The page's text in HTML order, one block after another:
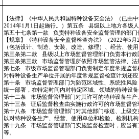
【法律】《中华人民共和国特种设备安全法》（已由
2014年1月1日起施行。）第五条
县级以上地方各级
第五十七条第一款
负责特种设备安全监督管理的部
【规章】《特种设备安全监督检查办法》（2022年5
（包括设计、制造、安装、改造、修理）、经营、使
第三条第二款
县级以上市场监督管理部门负责本行
第三条第三款
市场监督管理所依照市场监管法律、
第七条
市级市场监督管理部门负责制定年度常规监
对特种设备生产单位开展的年度常规监督检查计划还
第十条
市场监督管理部门为防范区域性、系统性风
统一部署，在特定时间内对特定区域、领域的特种设
第十二条
市场监督管理部门对其许可的特种设备生
第十三条
证后监督检查由实施行政许可的市场监督
第十八条
市场监督管理部门对其他部门移送、上级
以对特种设备生产、经营、使用单位和检验、检测机
第十九条
市场监督管理部门实施监督检查时，应当
等。